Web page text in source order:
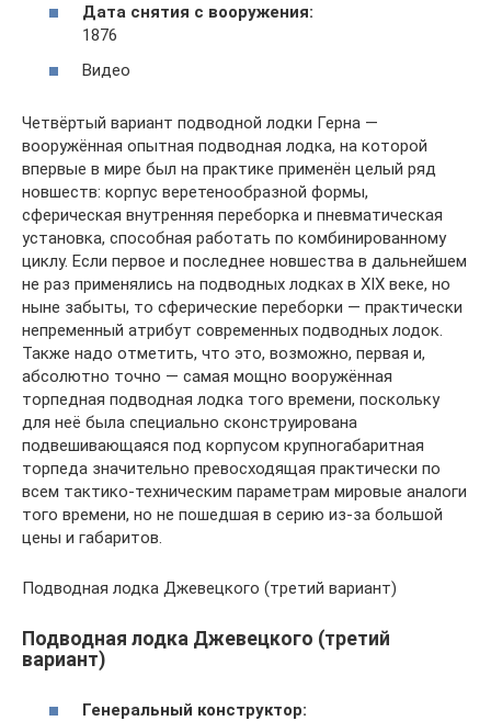
Дата снятия с вооружения:
1876
Видео
Четвёртый вариант подводной лодки Герна —
вооружённая опытная подводная лодка, на которой
впервые в мире был на практике применён целый ряд
новшеств: корпус веретенообразной формы,
сферическая внутренняя переборка и пневматическая
установка, способная работать по комбинированному
циклу. Если первое и последнее новшества в дальнейшем
не раз применялись на подводных лодках в XIX веке, но
ныне забыты, то сферические переборки — практически
непременный атрибут современных подводных лодок.
Также надо отметить, что это, возможно, первая и,
абсолютно точно — самая мощно вооружённая
торпедная подводная лодка того времени, поскольку
для неё была специально сконструирована
подвешивающаяся под корпусом крупногабаритная
торпеда значительно превосходящая практически по
всем тактико-техническим параметрам мировые аналоги
того времени, но не пошедшая в серию из-за большой
цены и габаритов.
Подводная лодка Джевецкого (третий вариант)
Подводная лодка Джевецкого (третий
вариант)
Генеральный конструктор: